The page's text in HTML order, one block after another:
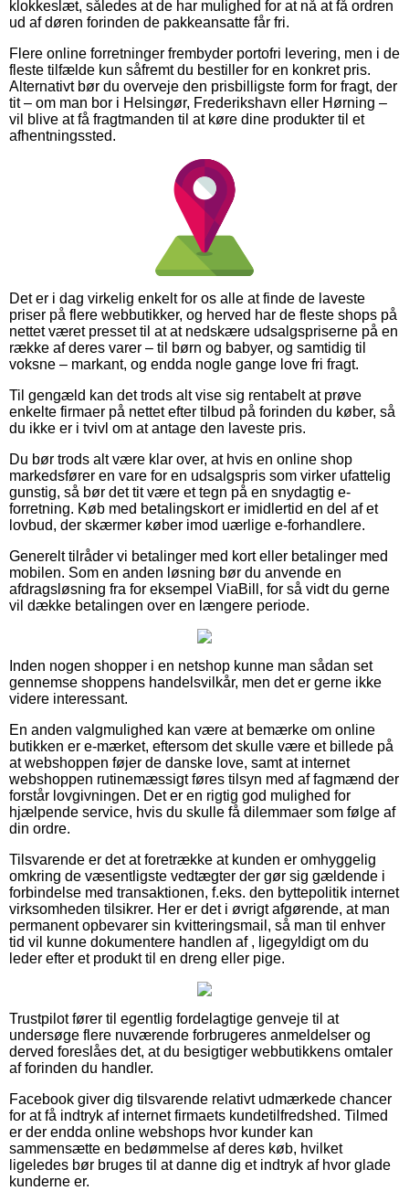
klokkeslæt, således at de har mulighed for at nå at få ordren
ud af døren forinden de pakkeansatte får fri.
Flere online forretninger frembyder portofri levering, men i de
fleste tilfælde kun såfremt du bestiller for en konkret pris.
Alternativt bør du overveje den prisbilligste form for fragt, der
tit – om man bor i Helsingør, Frederikshavn eller Hørning –
vil blive at få fragtmanden til at køre dine produkter til et
afhentningssted.
Det er i dag virkelig enkelt for os alle at finde de laveste
priser på flere webbutikker, og herved har de fleste shops på
nettet været presset til at at nedskære udsalgspriserne på en
række af deres varer – til børn og babyer, og samtidig til
voksne – markant, og endda nogle gange love fri fragt.
Til gengæld kan det trods alt vise sig rentabelt at prøve
enkelte firmaer på nettet efter tilbud på forinden du køber, så
du ikke er i tvivl om at antage den laveste pris.
Du bør trods alt være klar over, at hvis en online shop
markedsfører en vare for en udsalgspris som virker ufattelig
gunstig, så bør det tit være et tegn på en snydagtig e-
forretning. Køb med betalingskort er imidlertid en del af et
lovbud, der skærmer køber imod uærlige e-forhandlere.
Generelt tilråder vi betalinger med kort eller betalinger med
mobilen. Som en anden løsning bør du anvende en
afdragsløsning fra for eksempel ViaBill, for så vidt du gerne
vil dække betalingen over en længere periode.
Inden nogen shopper i en netshop kunne man sådan set
gennemse shoppens handelsvilkår, men det er gerne ikke
videre interessant.
En anden valgmulighed kan være at bemærke om online
butikken er e-mærket, eftersom det skulle være et billede på
at webshoppen føjer de danske love, samt at internet
webshoppen rutinemæssigt føres tilsyn med af fagmænd der
forstår lovgivningen. Det er en rigtig god mulighed for
hjælpende service, hvis du skulle få dilemmaer som følge af
din ordre.
Tilsvarende er det at foretrække at kunden er omhyggelig
omkring de væsentligste vedtægter der gør sig gældende i
forbindelse med transaktionen, f.eks. den byttepolitik internet
virksomheden tilsikrer. Her er det i øvrigt afgørende, at man
permanent opbevarer sin kvitteringsmail, så man til enhver
tid vil kunne dokumentere handlen af , ligegyldigt om du
leder efter et produkt til en dreng eller pige.
Trustpilot fører til egentlig fordelagtige genveje til at
undersøge flere nuværende forbrugeres anmeldelser og
derved foreslåes det, at du besigtiger webbutikkens omtaler
af forinden du handler.
Facebook giver dig tilsvarende relativt udmærkede chancer
for at få indtryk af internet firmaets kundetilfredshed. Tilmed
er der endda online webshops hvor kunder kan
sammensætte en bedømmelse af deres køb, hvilket
ligeledes bør bruges til at danne dig et indtryk af hvor glade
kunderne er.